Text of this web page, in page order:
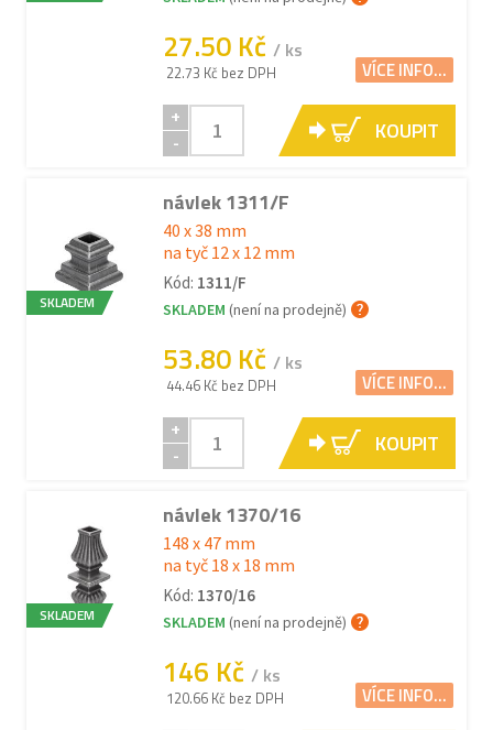
27.50 Kč / ks
22.73 Kč bez DPH VÍCE INFO...
+
-
KOUPIT
SKLADEM
návlek 1311/F
40 x 38 mm
na tyč 12 x 12 mm
Kód: 1311/F
SKLADEM (není na prodejně)
53.80 Kč / ks
44.46 Kč bez DPH VÍCE INFO...
+
-
KOUPIT
SKLADEM
návlek 1370/16
148 x 47 mm
na tyč 18 x 18 mm
Kód: 1370/16
SKLADEM (není na prodejně)
146 Kč / ks
120.66 Kč bez DPH VÍCE INFO...